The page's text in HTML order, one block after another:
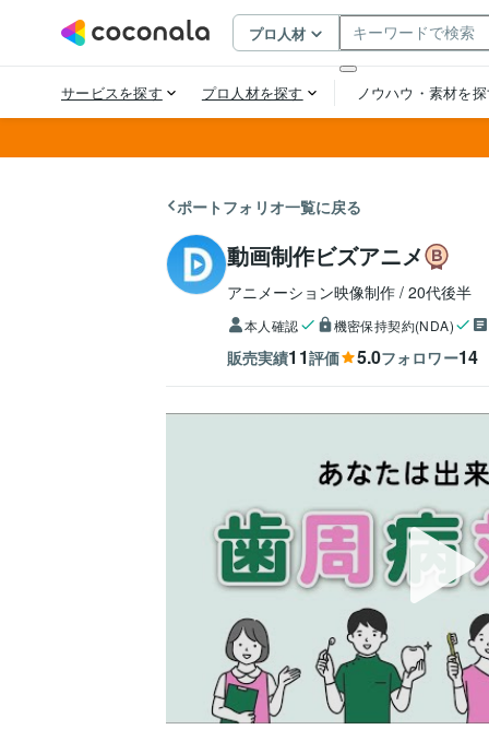
ポートフォリオ一覧に戻る
動画制作ビズアニメ
アニメーション映像制作 20代後半
本人確認 機密保持契約(NDA)
販売実績11評価 5.0フォロワー14